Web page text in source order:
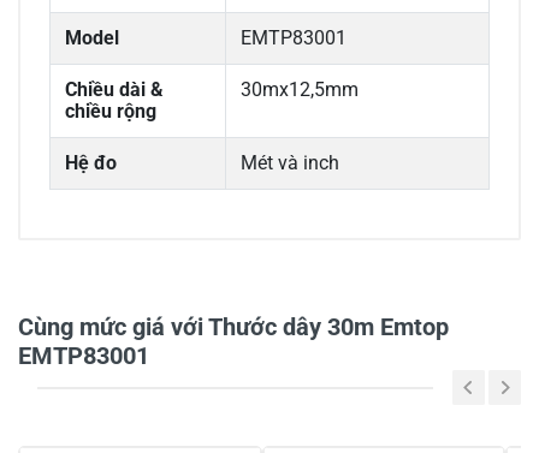
Model EMTP83001
Chiều dài &
chiều rộng
30mx12,5mm
Hệ đo Mét và inch
Cùng mức giá với Thước dây 30m Emtop
EMTP83001